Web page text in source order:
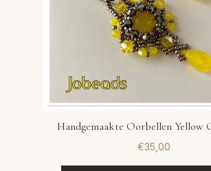
Handgemaakte Oorbellen Yellow
€35,00